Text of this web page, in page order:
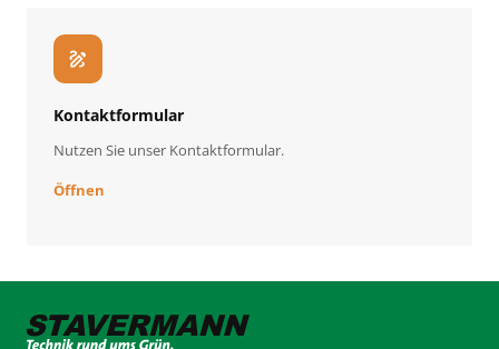
draw
Kontaktformular
Nutzen Sie unser Kontaktformular.
Öffnen